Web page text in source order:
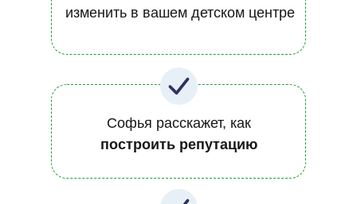
изменить в вашем детском центре
Софья расскажет, как
построить репутацию